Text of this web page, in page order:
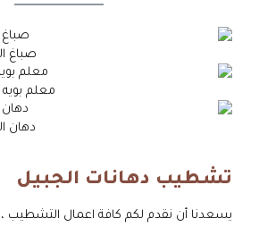
صباغ
معلم بويه
دهان
تشطيب دهانات الجبيل
يسعدنا أن نقدم لكم كافة اعمال التشطيب